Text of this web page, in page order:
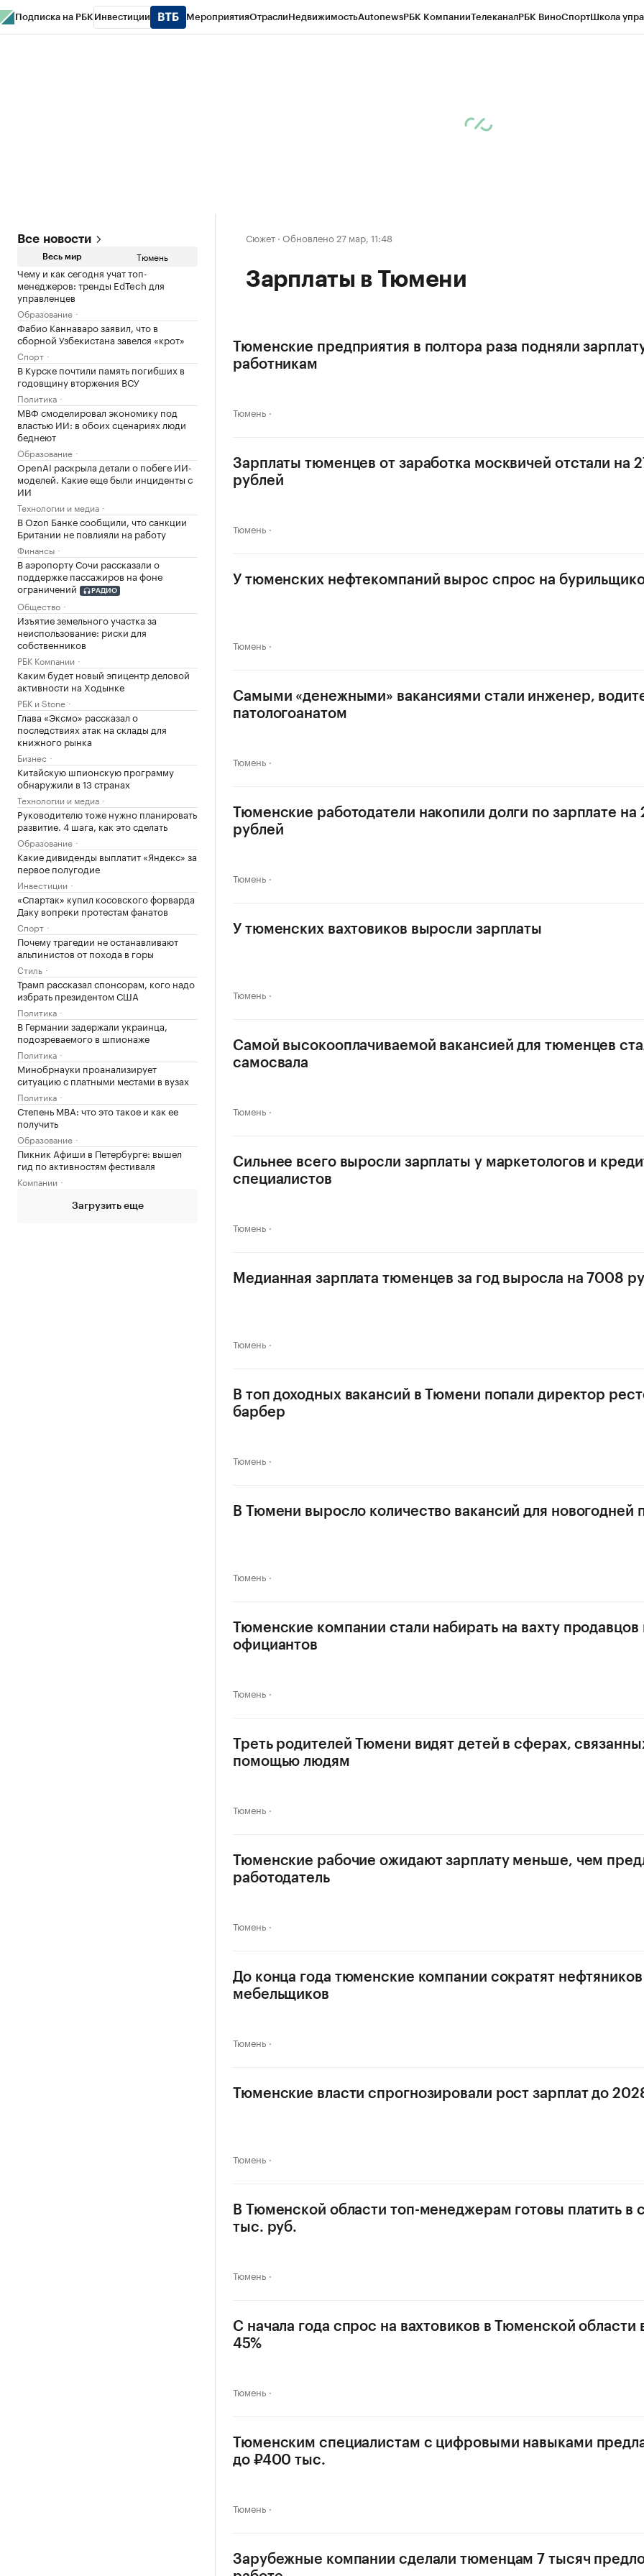
Подписка на РБК Инвестиции МероприятияОтраслиНедвижимостьAutonewsРБК КомпанииТелеканалРБК ВиноСпортШкола
Все новости
Весь мир Тюмень
Чему и как сегодня учат топ-
менеджеров: тренды EdTech для
управленцев
Образование
Фабио Каннаваро заявил, что в
сборной Узбекистана завелся «крот»
Спорт
В Курске почтили память погибших в
годовщину вторжения ВСУ
Политика
МВФ смоделировал экономику под
властью ИИ: в обоих сценариях люди
беднеют
Образование
OpenAI раскрыла детали о побеге ИИ-
моделей. Какие еще были инциденты с
ИИ
Технологии и медиа
В Ozon Банке сообщили, что санкции
Британии не повлияли на работу
Финансы
В аэропорту Сочи рассказали о
поддержке пассажиров на фоне
ограничений
РАДИО
Общество
Изъятие земельного участка за
неиспользование: риски для
собственников
РБК Компании
Каким будет новый эпицентр деловой
активности на Ходынке
РБК и Stone
Глава «Эксмо» рассказал о
последствиях атак на склады для
книжного рынка
Бизнес
Китайскую шпионскую программу
обнаружили в 13 странах
Технологии и медиа
Руководителю тоже нужно планировать
развитие. 4 шага, как это сделать
Образование
Какие дивиденды выплатит «Яндекс» за
первое полугодие
Инвестиции
«Спартак» купил косовского форварда
Даку вопреки протестам фанатов
Спорт
Почему трагедии не останавливают
альпинистов от похода в горы
Стиль
Трамп рассказал спонсорам, кого надо
избрать президентом США
Политика
В Германии задержали украинца,
подозреваемого в шпионаже
Политика
Минобрнауки проанализирует
ситуацию с платными местами в вузах
Политика
Степень MBA: что это такое и как ее
получить
Образование
Пикник Афиши в Петербурге: вышел
гид по активностям фестиваля
Компании
Загрузить еще
Сюжет · Обновлено 27 мар, 11:48
Зарплаты в Тюмени
Тюменские предприятия в полтора раза подняли
работникам
Тюмень
Зарплаты тюменцев от заработка москвичей отстали на
рублей
Тюмень
У тюменских нефтекомпаний вырос спрос на
Тюмень
Самыми «денежными» вакансиями стали инженер,
патологоанатом
Тюмень
Тюменские работодатели накопили долги по зарплате на
рублей
Тюмень
У тюменских вахтовиков выросли зарплаты
Тюмень
Самой высокооплачиваемой вакансией для тюменцев
самосвала
Тюмень
Сильнее всего выросли зарплаты у маркетологов и
специалистов
Тюмень
Медианная зарплата тюменцев за год выросла на 7008
Тюмень
В топ доходных вакансий в Тюмени попали директор
барбер
Тюмень
В Тюмени выросло количество вакансий для новогодней
Тюмень
Тюменские компании стали набирать на вахту продавцов
официантов
Тюмень
Треть родителей Тюмени видят детей в сферах,
помощью людям
Тюмень
Тюменские рабочие ожидают зарплату меньше, чем
работодатель
Тюмень
До конца года тюменские компании сократят
мебельщиков
Тюмень
Тюменские власти спрогнозировали рост зарплат до
Тюмень
В Тюменской области топ-менеджерам готовы платить в
тыс. руб.
Тюмень
С начала года спрос на вахтовиков в Тюменской области
45%
Тюмень
Тюменским специалистам с цифровыми навыками
до ₽400 тыс.
Тюмень
Зарубежные компании сделали тюменцам 7 тысяч